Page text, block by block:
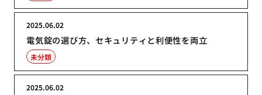
電気錠の選び方、セキュリティと利便性を両立
2025.06.02
未分類
2025.06.02